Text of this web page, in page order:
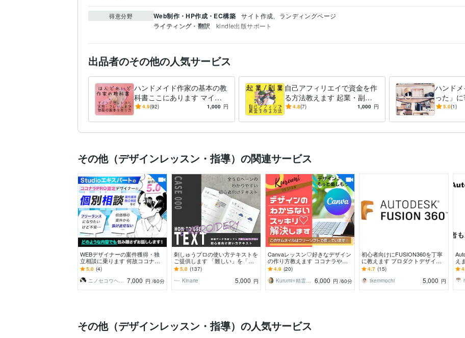
得意分野 Web制作・HP作成・EC構築 サイト作成、ランディングページ
ライティング・翻訳 kindle出版サポート
出品者のその他の人気サービス
ハンドメイド作家の基本の教
科書ここにあります マイン
ドセットから実務・クレー
4.9(92) 1,000 円
自己アフィリエイで資金を作
る方法教えます 起業・副
業・自己資金作り！自己実現
4.8(7) 1,000 円
ハンド
った」
で頑張
5.0(1)
その他（デザインレッスン・指導）の関連サービス
WEBデザイナーの案件獲得・独
立相談に乗ります 何故ココナラ
で高単価HP案件を獲れるように
なったのかを公開！
5.0 (4)
7,000 円 /60分
刺しゅうプロの使い方テキストを
ご提供します 「難しい」を「簡
単」へ。初心者向けわかりやすい
使い方テキスト
5.0 (137)
Kinarie
5,000 円
Canvaレッスン♡好きなデザイン
の作り方教えます ココナラやイ
ンスタグラム⭐️SNSで表現できな
いお悩み解決♪
4.9 (20)
6,000 円 /60分
初心者向けにFUSION360を丁寧
に教えます プロダクトデザイナ
ー向けに教えます/オンラインレ
ッスン
4.7 (15)
tkemmochi
5,000 円
え
ー
その他（デザインレッスン・指導）の人気サービス